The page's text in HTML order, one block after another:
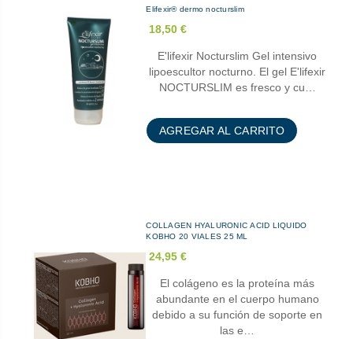
Elifexir® dermo nocturslim
18,50 €
E'lifexir Nocturslim Gel intensivo
lipoescultor nocturno. El gel E'lifexir
NOCTURSLIM es fresco y cu…
AGREGAR AL CARRITO
COLLAGEN HYALURONIC ACID LIQUIDO
KOBHO 20 VIALES 25 ML
24,95 €
El colágeno es la proteína más
abundante en el cuerpo humano
debido a su función de soporte en
las e…